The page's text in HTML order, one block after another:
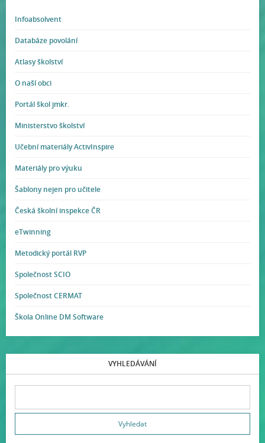
Infoabsolvent
Databáze povolání
Atlasy školství
O naší obci
Portál škol jmkr.
Ministerstvo školství
Učební materiály ActivInspire
Materiály pro výuku
Šablony nejen pro učitele
Česká školní inspekce ČR
eTwinning
Metodický portál RVP
Společnost SCIO
Společnost CERMAT
Škola Online DM Software
VYHLEDÁVÁNÍ